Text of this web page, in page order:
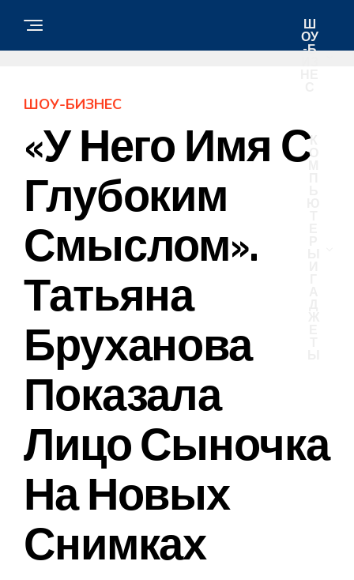
Ш
ОУ
-Б
К
О
ШОУ-БИЗНЕС
«У Него Имя С
Глубоким
Смыслом».
Татьяна
Бруханова
Показала
Лицо Сыночка
На Новых
Снимках